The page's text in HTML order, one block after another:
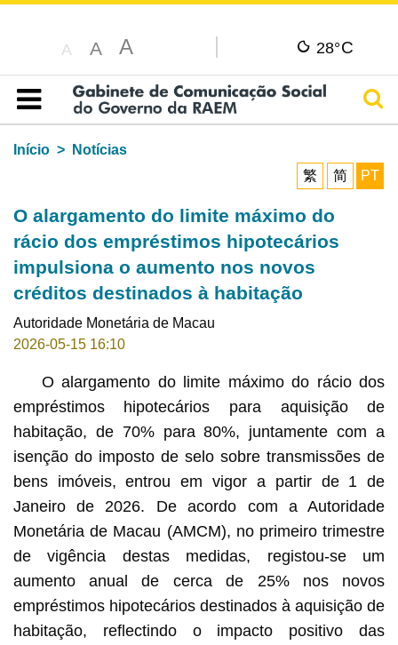
A A A 28°C
Índice
Início
Notícias
繁
简 PT
O alargamento do limite máximo do
rácio dos empréstimos hipotecários
impulsiona o aumento nos novos
créditos destinados à habitação
Autoridade Monetária de Macau
2026-05-15 16:10
O alargamento do limite máximo do rácio dos
empréstimos hipotecários para aquisição de
habitação, de 70% para 80%, juntamente com a
isenção do imposto de selo sobre transmissões de
bens imóveis, entrou em vigor a partir de 1 de
Janeiro de 2026. De acordo com a Autoridade
Monetária de Macau (AMCM), no primeiro trimestre
de vigência destas medidas, registou-se um
aumento anual de cerca de 25% nos novos
empréstimos hipotecários destinados à aquisição de
habitação, reflectindo o impacto positivo das